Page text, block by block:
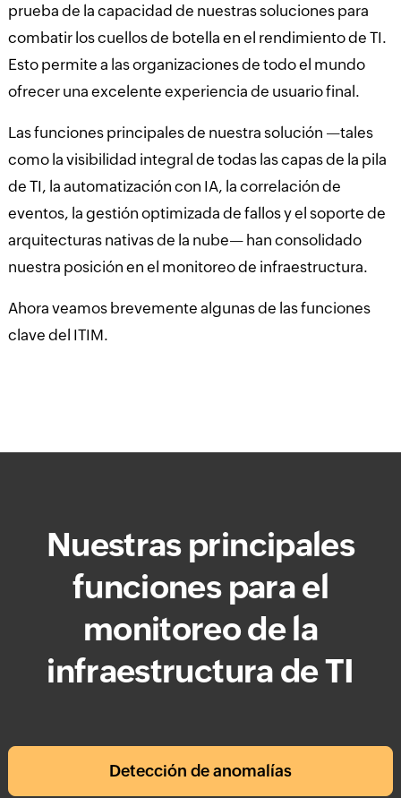
prueba de la capacidad de nuestras soluciones para
combatir los cuellos de botella en el rendimiento de TI.
Esto permite a las organizaciones de todo el mundo
ofrecer una excelente experiencia de usuario final.
Las funciones principales de nuestra solución —tales
como la visibilidad integral de todas las capas de la pila
de TI, la automatización con IA, la correlación de
eventos, la gestión optimizada de fallos y el soporte de
arquitecturas nativas de la nube— han consolidado
nuestra posición en el monitoreo de infraestructura.
Ahora veamos brevemente algunas de las funciones
clave del ITIM.
Nuestras principales
funciones para el
monitoreo de la
infraestructura de TI
Detección de anomalías